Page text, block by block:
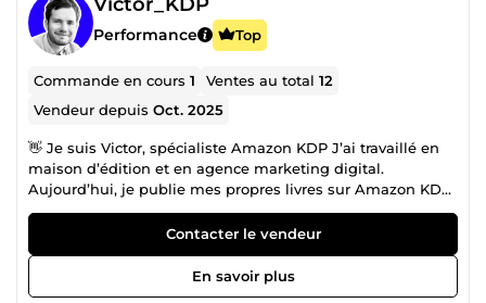
Performance Top
Commande en cours1 Ventes au total12
Vendeur depuisOct. 2025
👋 Je suis Victor, spécialiste Amazon KDP J’ai travaillé en
maison d’édition et en agence marketing digital.
Aujourd’hui, je publie mes propres livres sur Amazon KDP
— plus de 100 titres en FR et EN — et j’accompagne des
auteurs et entrepreneurs à faire pareil. Concrètement : je
connais Amazon de l’intérieur. Je sais ce qui vend, et ce
qui reste invisible. 🎯 Je peux vous aider à : trouver une
idée de livre rentable choisir la bonne niche écrire un titre,
Contacter le vendeur
En savoir plus